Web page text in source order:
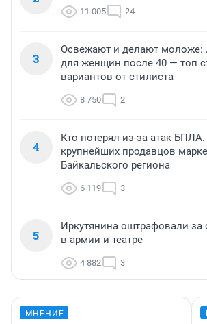
11 005 24
3
Освежают и делают моложе:
для женщин после 40 — топ
вариантов от стилиста
8 750 2
4
Кто потерял из-за атак БПЛА.
крупнейших продавцов
Байкальского региона
6 119 3
5
Иркутянина оштрафовали за
в армии и театре
4 882 3
МНЕНИЕ